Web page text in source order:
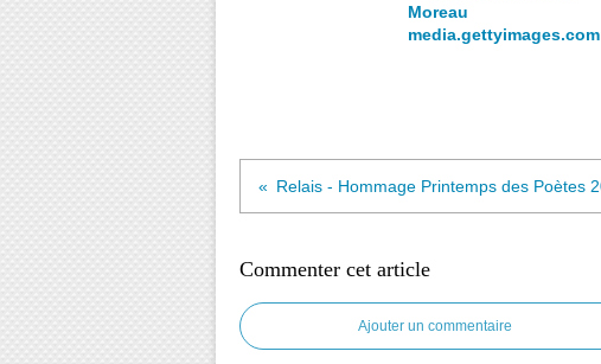
Moreau
media.gettyimages.com
Commenter cet article
Ajouter un commentaire